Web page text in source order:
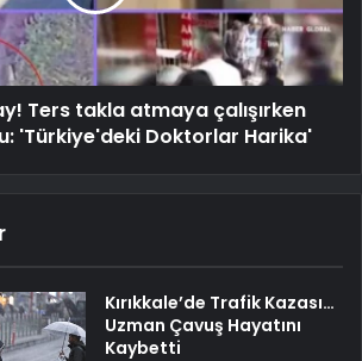
Ters takla atmaya çalışırken
'Türkiye'deki Doktorlar Harika'
Kırıkkale’de Trafik Kazası…
Uzman Çavuş Hayatını
Kaybetti